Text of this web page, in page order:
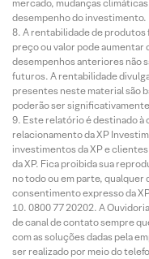
mercado, mudanças
desempenho do investimento.
A rentabilidade de produtos
preço ou valor pode aumentar
desempenhos anteriores não
futuros. A rentabilidade
presentes neste material são
poderão ser
Este relatório é destinado à
relacionamento da XP
investimentos da XP e
da XP. Fica proibida sua
no todo ou em parte, qualquer
consentimento expresso da
0800 77 20202. A
de canal de contato sempre
com as soluções dadas pela
ser realizado por meio do